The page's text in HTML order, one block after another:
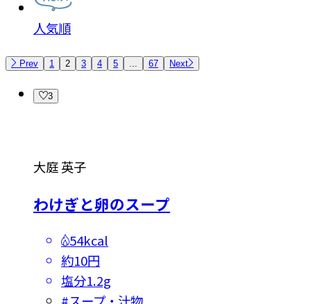
人気順
Prev 1 2 3 4 5 67 Next
3
大庭 英子
わけぎと卵のスープ
54kcal
約10円
塩分1.2g